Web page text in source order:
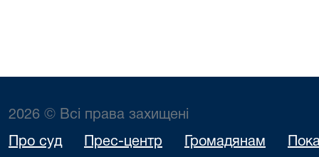
2026 © Всі права захищені
Про суд Прес-центр Громадянам